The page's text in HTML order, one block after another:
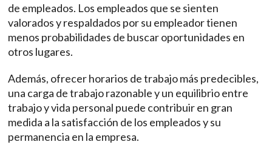
de empleados. Los empleados que se sienten
valorados y respaldados por su empleador tienen
menos probabilidades de buscar oportunidades en
otros lugares.
Además, ofrecer horarios de trabajo más predecibles,
una carga de trabajo razonable y un equilibrio entre
trabajo y vida personal puede contribuir en gran
medida a la satisfacción de los empleados y su
permanencia en la empresa.